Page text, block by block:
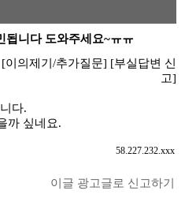
됩니다 도와주세요~ㅠㅠ
[이의제기/추가질문] [부실답변 신
고]
다.
까 싶네요.
58.227.232.xxx
이글 광고글로 신고하기